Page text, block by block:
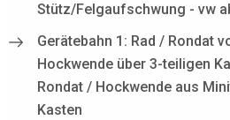
Stütz/Felgaufschwung - vw
Gerätebahn 1: Rad / Rondat
Hockwende über 3-teiligen
Rondat / Hockwende aus
Kasten